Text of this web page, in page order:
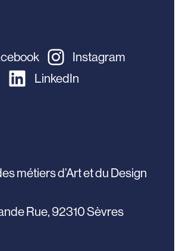
Instagram
LinkedIn
métiers d’Art et du Design
Rue, 92310 Sèvres